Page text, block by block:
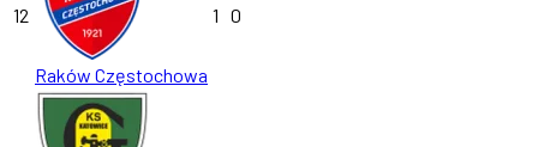
12
Raków Częstochowa
1 0